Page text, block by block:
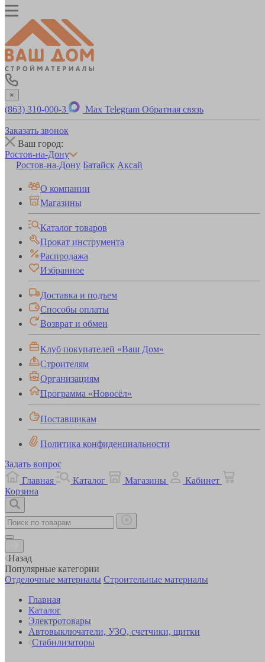
×
(863) 310-000-3 Max Telegram Обратная связь
Заказать звонок
Ваш город:
Ростов-на-Дону
Ростов-на-Дону Батайск Аксай
О компании
Магазины
Каталог товаров
Прокат инструмента
Распродажа
Избранное
Доставка и подъем
Способы оплаты
Возврат и обмен
Клуб покупателей «Ваш Дом»
Строителям
Организациям
Программа «Новосёл»
Поставщикам
Политика конфиденциальности
Задать вопрос
Главная
Каталог Магазины
Кабинет
Корзина
Назад
Популярные категории
Отделочные материалы Строительные материалы
Главная
Каталог
Электротовары
Автовыключатели, УЗО, счетчики, щитки
Стабилизаторы